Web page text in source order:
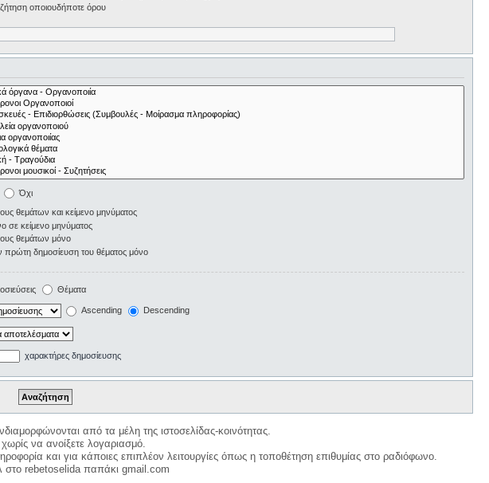
οποιουδήποτε όρου
Όχι
θεμάτων και κείμενο μηνύματος
σε κείμενο μηνύματος
θεμάτων μόνο
πρώτη δημοσίευση του θέματος μόνο
Θέματα
Ascending Descending
χαρακτήρες δημοσίευσης
από τα μέλη της ιστοσελίδας-κοινότητας.
να ανοίξετε λογαριασμό.
και για κάποιες επιπλέον λειτουργίες όπως η τοποθέτηση επιθυμίας στο ραδιόφωνο.
στο rebetoselida παπάκι gmail.com